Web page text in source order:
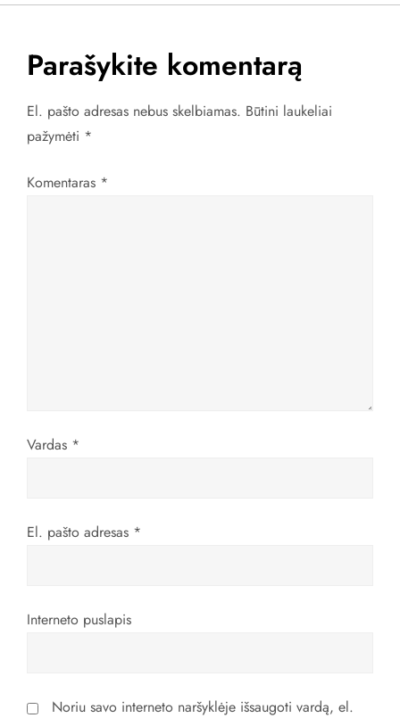
v
i
g
a
c
r
į
a
Parašykite komentarą
El. pašto adresas nebus skelbiamas. Būtini laukeliai
pažymėti *
Komentaras *
Vardas *
El. pašto adresas *
Interneto puslapis
Noriu savo interneto naršyklėje išsaugoti vardą, el.